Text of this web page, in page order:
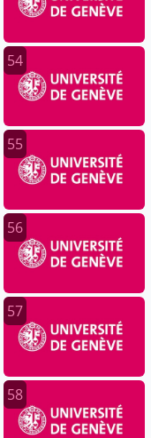
54
55
56
57
58